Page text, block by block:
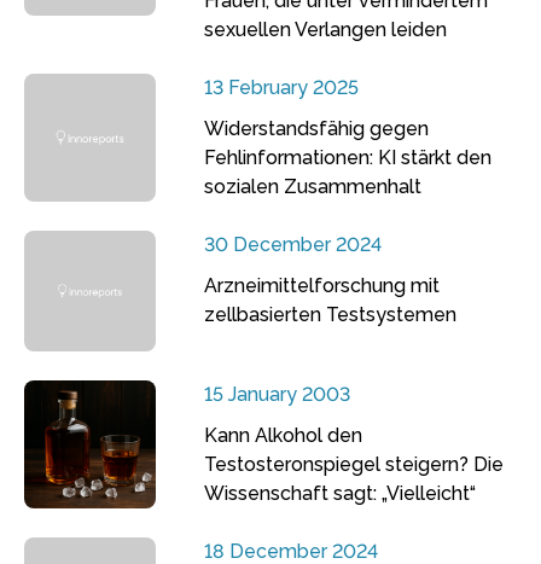
sexuellen Verlangen leiden
13 February 2025
Widerstandsfähig gegen
Fehlinformationen: KI stärkt den
sozialen Zusammenhalt
30 December 2024
Arzneimittelforschung mit
zellbasierten Testsystemen
15 January 2003
Kann Alkohol den
Testosteronspiegel steigern? Die
Wissenschaft sagt: „Vielleicht“
18 December 2024